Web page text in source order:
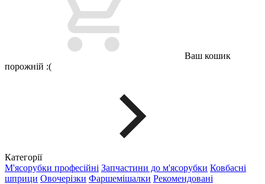
Ваш кошик
порожній :(
Категорії
М'ясорубки професійні Запчастини до м'ясорубки Ковбасні
шприци Овочерізки Фаршемішалки Рекомендовані